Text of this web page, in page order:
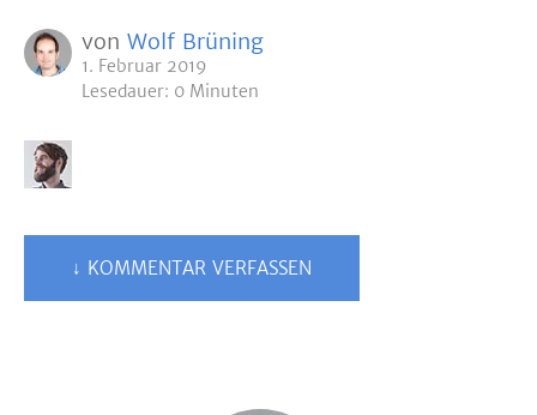
von Wolf Brüning
1. Februar 2019
Lesedauer: 0 Minuten
↓ KOMMENTAR VERFASSEN